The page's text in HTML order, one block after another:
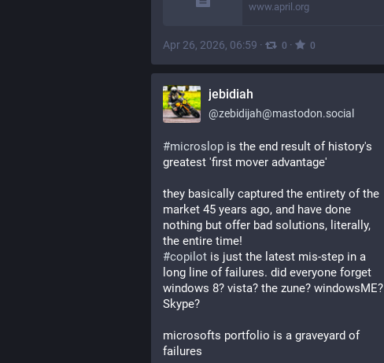
www.april.org
Apr 26, 2026, 06:59 · 0 · 0
jebidiah
@zebidijah@mastodon.social
#microslop is the end result of history's
greatest 'first mover advantage'
they basically captured the entirety of the
market 45 years ago, and have done
nothing but offer bad solutions, literally,
the entire time!
#copilot is just the latest mis-step in a
long line of failures. did everyone forget
windows 8? vista? the zune? windowsME?
Skype?
microsofts portfolio is a graveyard of
failures